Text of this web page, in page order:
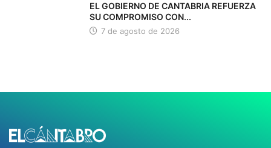
EL GOBIERNO DE CANTABRIA REFUERZA
SU COMPROMISO CON...
7 de agosto de 2026